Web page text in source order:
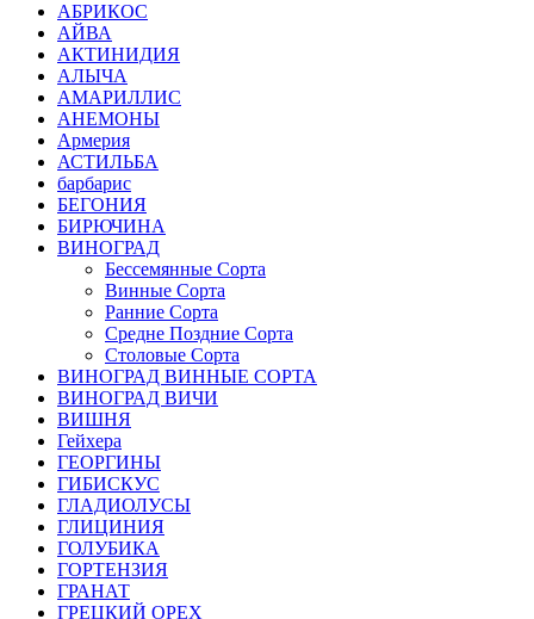
АБРИКОС
АЙВА
АКТИНИДИЯ
АЛЫЧА
АМАРИЛЛИС
АНЕМОНЫ
Армерия
АСТИЛЬБА
барбарис
БЕГОНИЯ
БИРЮЧИНА
ВИНОГРАД
Бессемянные Сорта
Винные Сорта
Ранние Сорта
Средне Поздние Сорта
Столовые Сорта
ВИНОГРАД ВИННЫЕ СОРТА
ВИНОГРАД ВИЧИ
ВИШНЯ
Гейхера
ГЕОРГИНЫ
ГИБИСКУС
ГЛАДИОЛУСЫ
ГЛИЦИНИЯ
ГОЛУБИКА
ГОРТЕНЗИЯ
ГРАНАТ
ГРЕЦКИЙ ОРЕХ